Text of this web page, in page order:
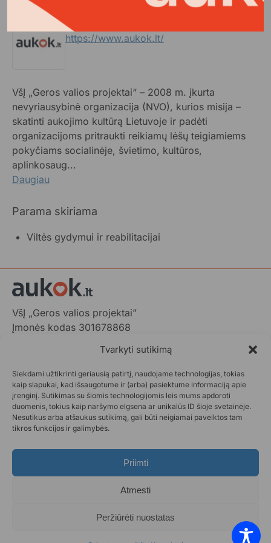
Tvarkyti sutikimą
Siekdami užtikrinti geriausią patirtį, naudojame technologijas, tokias
kaip slapukai, kad išsaugotume ir (arba) pasiektume informaciją apie
įrenginį. Sutikimas su šiomis technologijomis leis mums apdoroti
duomenis, tokius kaip naršymo elgsena ar unikalūs ID šioje svetainėje.
Nesutikus arba atšaukus sutikimą, gali būti neigiamai paveiktos tam
tikros funkcijos ir galimybės.
Priimti
Atmesti
Peržiūrėti nuostatas
VšĮ Geros valios projektai
https://www.aukok.lt/
VšĮ „Geros valios projektai“ – 2008 m. įkurta
nevyriausybinė organizacija (NVO), kurios misija –
skatinti aukojimo kultūrą Lietuvoje ir padėti
organizacijoms pritraukti reikiamų lėšų teigiamiems
pokyčiams socialinėje, švietimo, kultūros,
aplinkosaug...
Daugiau
Parama skiriama
Viltės gydymui ir reabilitacijai
VšĮ „Geros valios projektai”
Įmonės kodas 301678868
LT-01103 Vilnius, Lietuva
+370 602 31001,info@aukok.lt
+370 698 24305 (verslo partnerystėms)
Kontaktai
Aukok.lt taisyklės